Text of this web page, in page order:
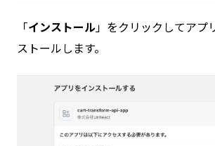
「インストール」をクリックしてアプ
ストールします。